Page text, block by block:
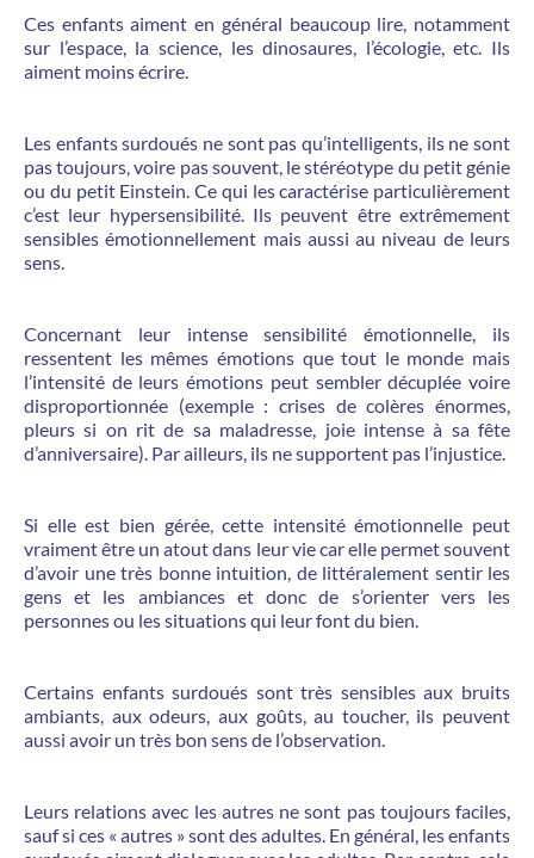
Ces enfants aiment en général beaucoup lire, notamment
sur l’espace, la science, les dinosaures, l’écologie, etc. Ils
aiment moins écrire.
Les enfants surdoués ne sont pas qu’intelligents, ils ne sont
pas toujours, voire pas souvent, le stéréotype du petit génie
ou du petit Einstein. Ce qui les caractérise particulièrement
c’est leur hypersensibilité. Ils peuvent être extrêmement
sensibles émotionnellement mais aussi au niveau de leurs
sens.
Concernant leur intense sensibilité émotionnelle, ils
ressentent les mêmes émotions que tout le monde mais
l’intensité de leurs émotions peut sembler décuplée voire
disproportionnée (exemple : crises de colères énormes,
pleurs si on rit de sa maladresse, joie intense à sa fête
d’anniversaire). Par ailleurs, ils ne supportent pas l’injustice.
Si elle est bien gérée, cette intensité émotionnelle peut
vraiment être un atout dans leur vie car elle permet souvent
d’avoir une très bonne intuition, de littéralement sentir les
gens et les ambiances et donc de s’orienter vers les
personnes ou les situations qui leur font du bien.
Certains enfants surdoués sont très sensibles aux bruits
ambiants, aux odeurs, aux goûts, au toucher, ils peuvent
aussi avoir un très bon sens de l’observation.
Leurs relations avec les autres ne sont pas toujours faciles,
sauf si ces « autres » sont des adultes. En général, les enfants